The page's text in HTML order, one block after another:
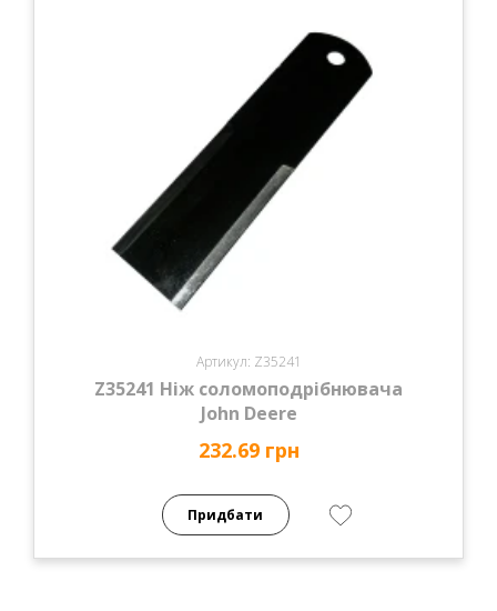
Артикул: Z35241
Z35241 Ніж соломоподрібнювача
John Deere
232.69 грн
Придбати